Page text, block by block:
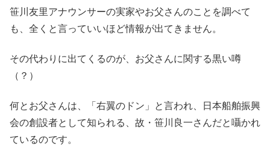
笹川友里アナウンサーの実家やお父さんのことを調べて
も、全くと言っていいほど情報が出てきません。
その代わりに出てくるのが、お父さんに関する黒い噂
（？）
何とお父さんは、「右翼のドン」と言われ、日本船舶振興
会の創設者として知られる、故・笹川良一さんだと囁かれ
ているのです。